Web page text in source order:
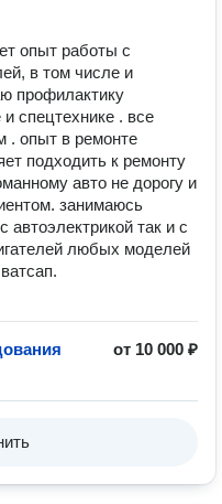
опыт работы с
в том числе и
профилактику
спецтехнике . все
. опыт в ремонте
подходить к ремонту
авто не дорогу и
занимаюсь
так и с
любых моделей
от 10 000 ₽